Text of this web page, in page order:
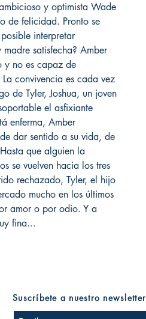
y optimista Wade
de felicidad. Pronto se
interpretar
satisfecha? Amber
y no es capaz de
convivencia es cada vez
de Tyler, Joshua, un joven
el asfixiante
enferma, Amber
dar sentido a su vida, de
que alguien la
se vuelven hacia los tres
rechazado, Tyler, el hijo
mucho en los últimos
amor o por odio. Y a
fina...
Suscríbete a nuestro newsletter